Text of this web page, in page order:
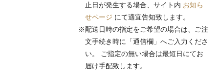
止日が発生する場合、サイト内 お知ら
せページ にて適宜告知致します。
※配送日時の指定をご希望の場合は、ご注
文手続き時に「通信欄」へご入力くださ
い。 ご指定の無い場合は最短日にてお
届け手配致します。